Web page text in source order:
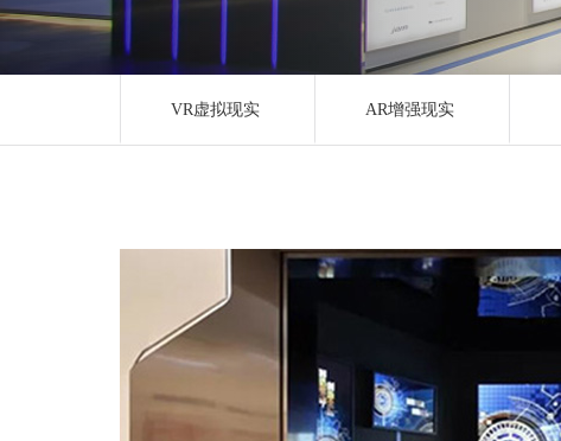
禁毒教育基地
触控一体机
互动投影
展厅资讯
企业简介
荣誉资质
加入我们
诚聘精英
联系我们
VR虚拟现实 AR增强现实